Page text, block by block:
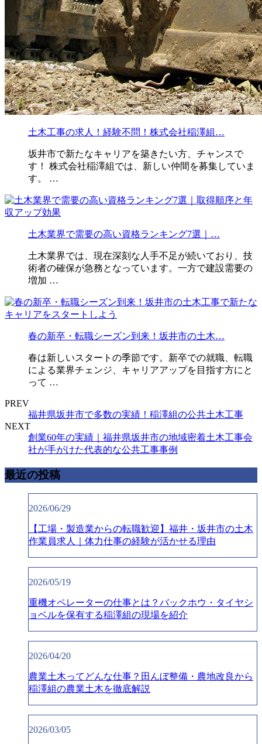
土木工事の求人！経験不問！株式会社稲澤組…
坂井市で新たなキャリアを築きたい方、チャンスで
す！ 株式会社稲澤組では、新しい仲間を募集していま
す。 …
土木業界で需要の高い資格ランキング7選｜…
土木業界では、現在深刻な人手不足が続いており、技
術者の確保が急務となっています。一方で建設需要の
増加 …
春の新卒・転職シーズン到来！坂井市の土木…
春は新しいスタートの季節です。新卒での就職、転職
による業界チェンジ、キャリアアップを目指す方にと
って …
PREV
福井県坂井市で多数の実績！稲澤組の公共土木工事
NEXT
創業60年の実績｜福井県坂井市の地域密着土木工事会
社が手がけた代表的な公共工事事例
最近の投稿
2026/06/29
【工場・製造業からの転職歓迎】福井・坂井市の土木
作業員求人｜体力仕事の経験が活かせる理由
2026/05/19
重機オペレーターの仕事とは？バックホウ・タイヤシ
ョベルを保有する稲澤組の現場を紹介
2026/04/20
農業土木ってどんな仕事？田んぼ整備・農地改良から
稲澤組の農業土木を徹底解説
2026/03/05